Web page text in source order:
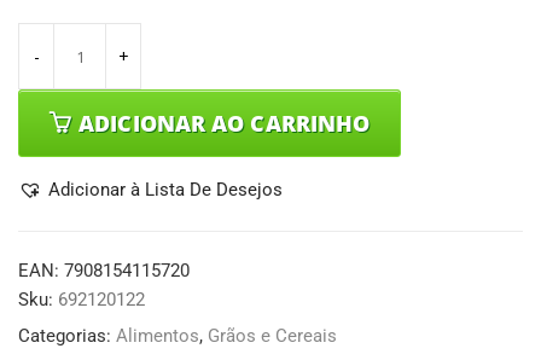
ADICIONAR AO CARRINHO
Adicionar à Lista De Desejos
EAN: 7908154115720
Sku: 692120122
Categorias: Alimentos, Grãos e Cereais